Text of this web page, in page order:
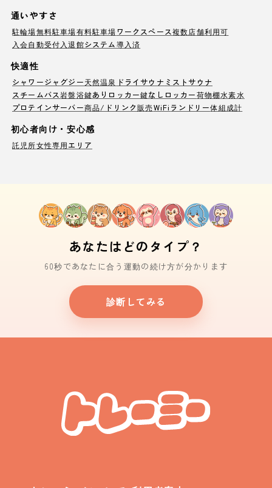
通いやすさ
駐輪場無料駐車場有料駐車場ワークスペース複数店舗利用可
入会自動受付入退館システム導入済
快適性
シャワージャグジー天然温泉 ドライサウナ ミストサウナ
スチームバス岩盤浴鍵ありロッカー鍵なしロッカー荷物棚水素水
プロテインサーバー商品/ドリンク販売WiFi ランドリー体組成計
初心者向け・安心感
託児所女性専用エリア
あなたはどのタイプ？
60秒であなたに合う運動の続け方が分かります
診断してみる